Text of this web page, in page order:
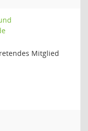
Mitglied